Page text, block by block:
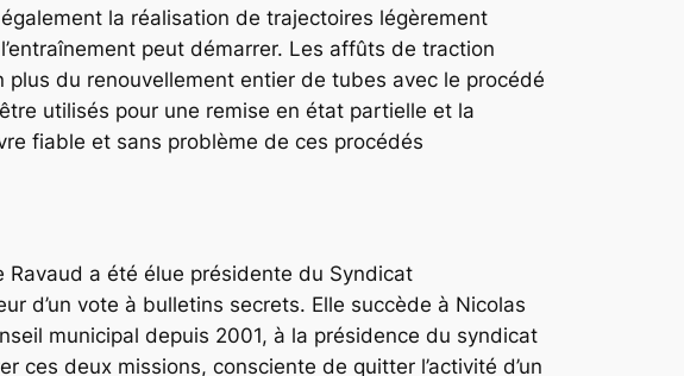
la réalisation de trajectoires légèrement
peut démarrer. Les affûts de traction
du renouvellement entier de tubes avec le procédé
utilisés pour une remise en état partielle et la
fiable et sans problème de ces procédés
a été élue présidente du Syndicat
d’un vote à bulletins secrets. Elle succède à Nicolas
municipal depuis 2001, à la présidence du syndicat
ces deux missions, consciente de quitter l’activité d’un